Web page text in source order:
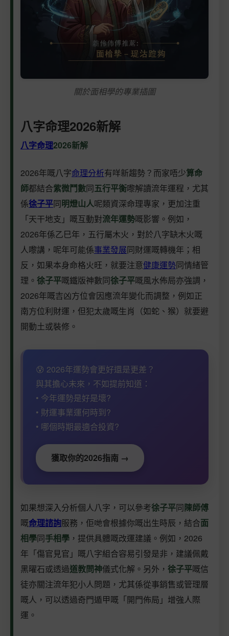
關於面相學的專業插圖
八字命理2026新解
八字命理2026新解
2026年嘅八字命理分析有咩新趨勢？而家唔少算命
師都結合紫微鬥數同五行平衡嚟解讀流年運程，尤其
係徐子平同明燈山人呢類資深命理專家，更加注重
「天干地支」嘅互動對流年運勢嘅影響。例如，
2026年係乙巳年，五行屬木火，對於八字缺木火嘅
人嚟講，呢年可能係事業發展同財運嘅轉機年；相
反，如果本身命格火旺，就要注意健康運勢同情緒管
理。 徐子平嘅鐵版神數同徐子平嘅風水佈局亦強調，
2026年嘅吉凶方位會因應流年變化而調整，例如正
南方位利財運，但犯太歲嘅生肖（如蛇、猴）就要避
開動土或裝修。
😰 2026年運勢會更好還是更差？
與其擔心未來，不如提前知道：
• 今年運勢是好是壞?
• 財運事業運何時到?
• 哪個時期最適合投資?
獲取你的2026指南 →
如果想深入分析個人八字，可以參考徐子平同陳師傅
嘅命理諮詢服務，佢哋會根據你嘅出生時辰，結合面
相學同手相學 ，提供具體嘅改運建議。例如，2026
年「傷官見官」嘅八字組合容易引發是非，建議佩戴
黑曜石或透過道教問神儀式化解。另外， 徐子平嘅信
徒亦關注流年犯小人問題，尤其係從事銷售或管理層
嘅人，可以透過奇門遁甲嘅「開門佈局」增強人際
運。